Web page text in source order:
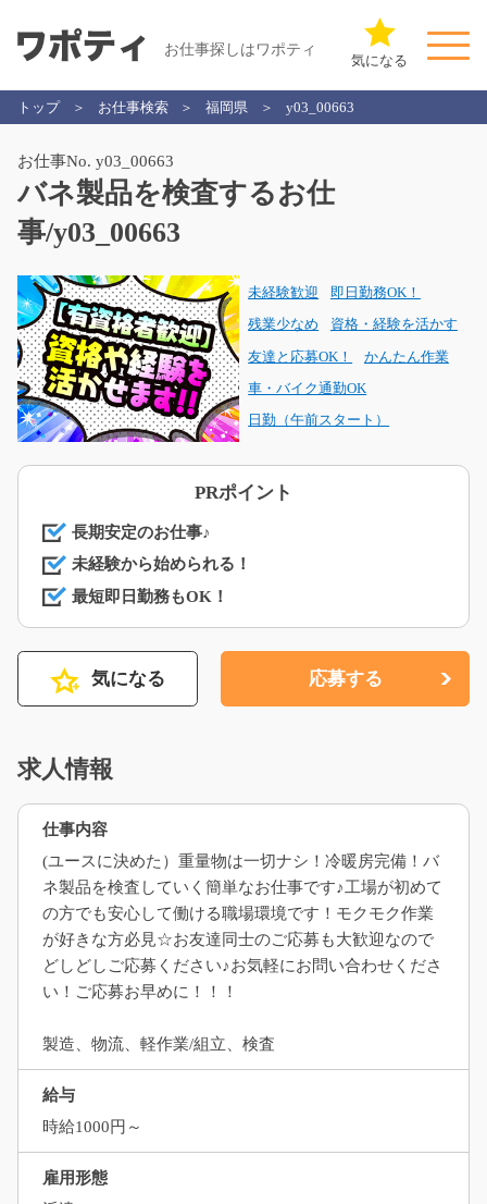
お仕事探しはワポティ
気になる
トップ お仕事検索 福岡県 y03_00663
お仕事No. y03_00663
バネ製品を検査するお仕
事/y03_00663
未経験歓迎 即日勤務OK！
残業少なめ 資格・経験を活かす
友達と応募OK！ かんたん作業
車・バイク通勤OK
日勤（午前スタート）
PRポイント
長期安定のお仕事♪
未経験から始められる！
最短即日勤務もOK！
気になる 応募する
求人情報
仕事内容
(ユースに決めた）重量物は一切ナシ！冷暖房完備！バ
ネ製品を検査していく簡単なお仕事です♪工場が初めて
の方でも安心して働ける職場環境です！モクモク作業
が好きな方必見☆お友達同士のご応募も大歓迎なので
どしどしご応募ください♪お気軽にお問い合わせくださ
い！ご応募お早めに！！！
製造、物流、軽作業/組立、検査
給与
時給1000円～
雇用形態